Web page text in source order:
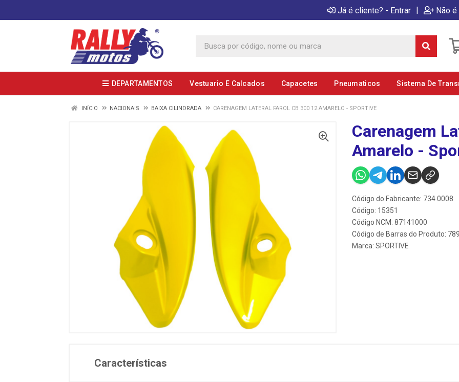
Já é cliente? - Entrar | Não
DEPARTAMENTOS Vestuario E Calcados Capacetes Pneumaticos Sistema De
INÍCIO NACIONAIS BAIXA CILINDRADA CARENAGEM LATERAL FAROL CB 300 12 AMARELO - SPORTIVE
Carenagem
Amarelo -
Código do Fabricante: 734 0008
Código: 15351
Código NCM: 87141000
Código de Barras do Produto:
Marca: SPORTIVE
Características